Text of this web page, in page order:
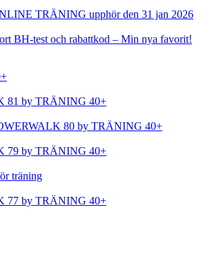
TRÄNING upphör den 31 jan 2026
BH-test och rabattkod – Min nya favorit!
81 by TRÄNING 40+
80 by TRÄNING 40+
79 by TRÄNING 40+
träning
77 by TRÄNING 40+